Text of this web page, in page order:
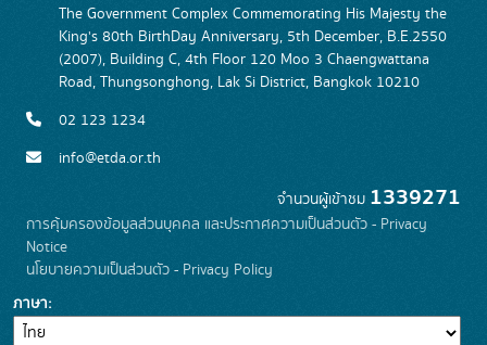
The Government Complex Commemorating His Majesty the
King's 80th BirthDay Anniversary, 5th December, B.E.2550
(2007), Building C, 4th Floor 120 Moo 3 Chaengwattana
Road, Thungsonghong, Lak Si District, Bangkok 10210
02 123 1234
info@etda.or.th
จำนวนผู้เข้าชม 1339271
การคุ้มครองข้อมูลส่วนบุคคล และประกาศความเป็นส่วนตัว - Privacy
Notice
นโยบายความเป็นส่วนตัว - Privacy Policy
ภาษา